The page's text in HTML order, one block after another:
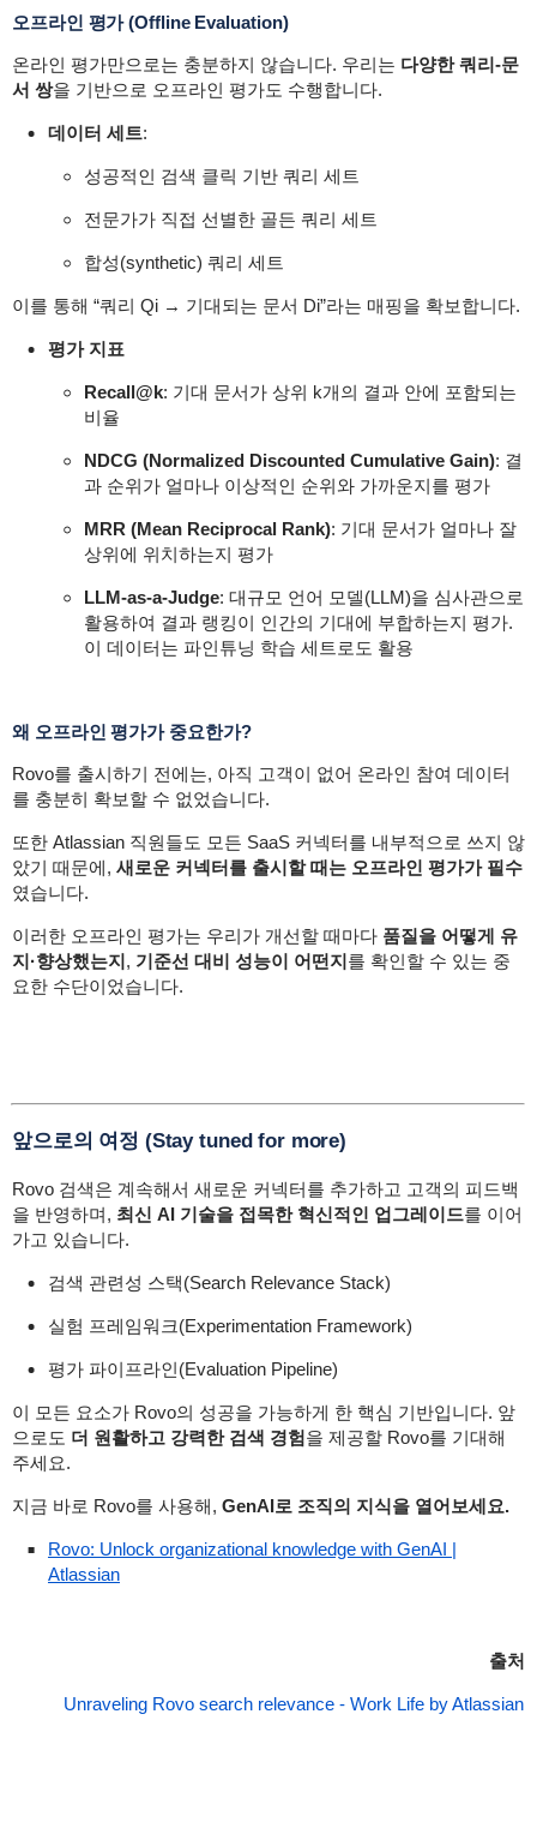
오프라인 평가 (Offline Evaluation)
온라인 평가만으로는 충분하지 않습니다. 우리는 다양한 쿼리-문
서 쌍을 기반으로 오프라인 평가도 수행합니다.
데이터 세트:
성공적인 검색 클릭 기반 쿼리 세트
전문가가 직접 선별한 골든 쿼리 세트
합성(synthetic) 쿼리 세트
이를 통해 “쿼리 Qi → 기대되는 문서 Di”라는 매핑을 확보합니다.
평가 지표
Recall@k: 기대 문서가 상위 k개의 결과 안에 포함되는
비율
NDCG (Normalized Discounted Cumulative Gain): 결
과 순위가 얼마나 이상적인 순위와 가까운지를 평가
MRR (Mean Reciprocal Rank): 기대 문서가 얼마나 잘
상위에 위치하는지 평가
LLM-as-a-Judge: 대규모 언어 모델(LLM)을 심사관으로
활용하여 결과 랭킹이 인간의 기대에 부합하는지 평가.
이 데이터는 파인튜닝 학습 세트로도 활용
왜 오프라인 평가가 중요한가?
Rovo를 출시하기 전에는, 아직 고객이 없어 온라인 참여 데이터
를 충분히 확보할 수 없었습니다.
또한 Atlassian 직원들도 모든 SaaS 커넥터를 내부적으로 쓰지 않
았기 때문에, 새로운 커넥터를 출시할 때는 오프라인 평가가 필수
였습니다.
이러한 오프라인 평가는 우리가 개선할 때마다 품질을 어떻게 유
지·향상했는지, 기준선 대비 성능이 어떤지를 확인할 수 있는 중
요한 수단이었습니다.
앞으로의 여정 (Stay tuned for more)
Rovo 검색은 계속해서 새로운 커넥터를 추가하고 고객의 피드백
을 반영하며, 최신 AI 기술을 접목한 혁신적인 업그레이드를 이어
가고 있습니다.
검색 관련성 스택(Search Relevance Stack)
실험 프레임워크(Experimentation Framework)
평가 파이프라인(Evaluation Pipeline)
이 모든 요소가 Rovo의 성공을 가능하게 한 핵심 기반입니다. 앞
으로도 더 원활하고 강력한 검색 경험을 제공할 Rovo를 기대해
주세요.
지금 바로 Rovo를 사용해, GenAI로 조직의 지식을 열어보세요.
Rovo: Unlock organizational knowledge with GenAI |
Atlassian
출처
Unraveling Rovo search relevance - Work Life by Atlassian